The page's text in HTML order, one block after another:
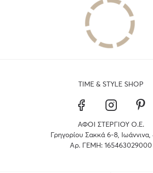
TIME & STYLE SHOP
ΑΦΟΙ ΣΤΕΡΓΙΟΥ Ο.Ε.
Γρηγορίου Σακκά 6-8,
Αρ. ΓΕΜΗ: 165463029000